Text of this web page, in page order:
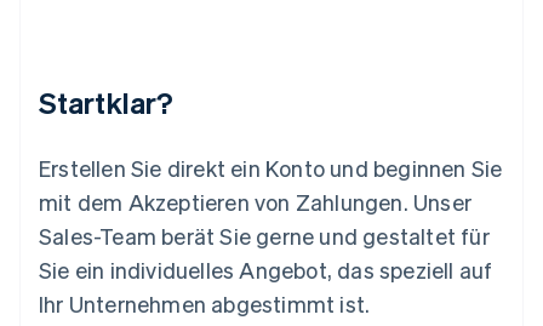
Startklar?
Erstellen Sie direkt ein Konto und beginnen Sie
mit dem Akzeptieren von Zahlungen. Unser
Sales-Team berät Sie gerne und gestaltet für
Sie ein individuelles Angebot, das speziell auf
Ihr Unternehmen abgestimmt ist.
Nederlands English
Norwegen
Österreich
Polen
English
Portugal
Português English
Rumänien